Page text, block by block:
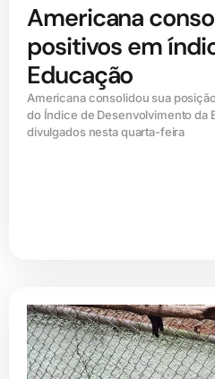
Americana
positivos em
Educação
Americana consolidou sua
do Índice de Desenvolvimento da
divulgados nesta quarta-feira